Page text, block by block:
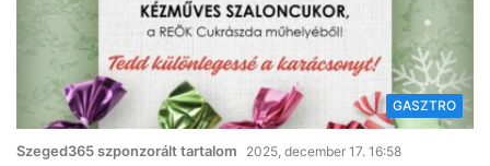
GASZTRO
Szeged365 szponzorált tartalom 2025, december 17. 16:58